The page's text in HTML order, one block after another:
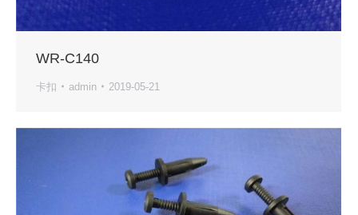
WR-C140
卡扣 admin 2019-05-21